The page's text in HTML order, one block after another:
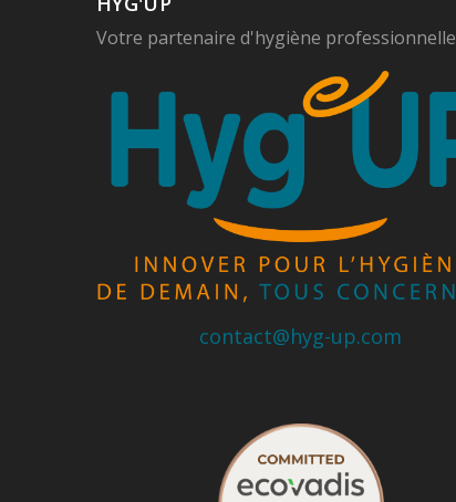
Votre partenaire d'hygiène professionnelle
contact@hyg-up.com